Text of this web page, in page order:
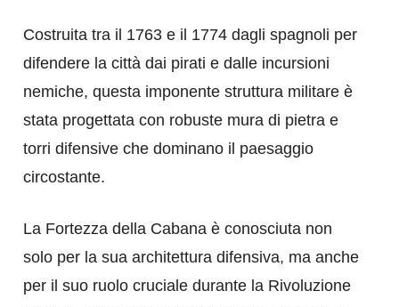
Costruita tra il 1763 e il 1774 dagli spagnoli per
difendere la città dai pirati e dalle incursioni
nemiche, questa imponente struttura militare è
stata progettata con robuste mura di pietra e
torri difensive che dominano il paesaggio
circostante.
La Fortezza della Cabana è conosciuta non
solo per la sua architettura difensiva, ma anche
per il suo ruolo cruciale durante la Rivoluzione